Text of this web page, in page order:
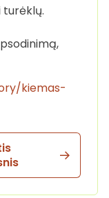
turėklų.
kiemas-